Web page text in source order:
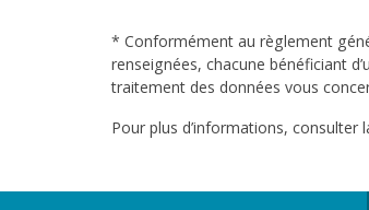
* Conformément au règlement
renseignées, chacune bénéficiant
traitement des données vous
Pour plus d’informations, consulter